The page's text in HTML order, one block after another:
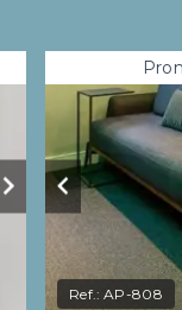
Ref.:AP-808